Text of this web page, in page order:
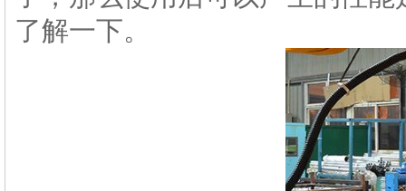
了解一下。